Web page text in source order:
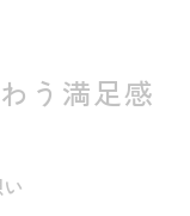
う満足感